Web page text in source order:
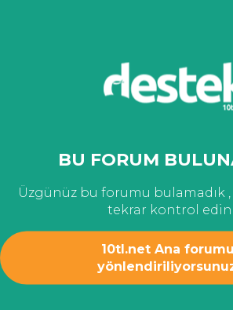
BU FORUM
Üzgünüz bu forumu bulamadık
tekrar kontrol
10tl.net Ana